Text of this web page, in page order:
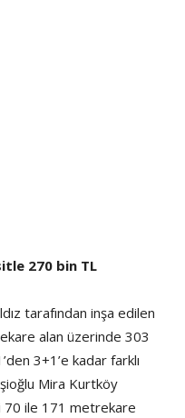
270 bin TL
tarafından inşa edilen
alan üzerinde 303
3+1’e kadar farklı
Mira Kurtköy
70 ile 171 metrekare